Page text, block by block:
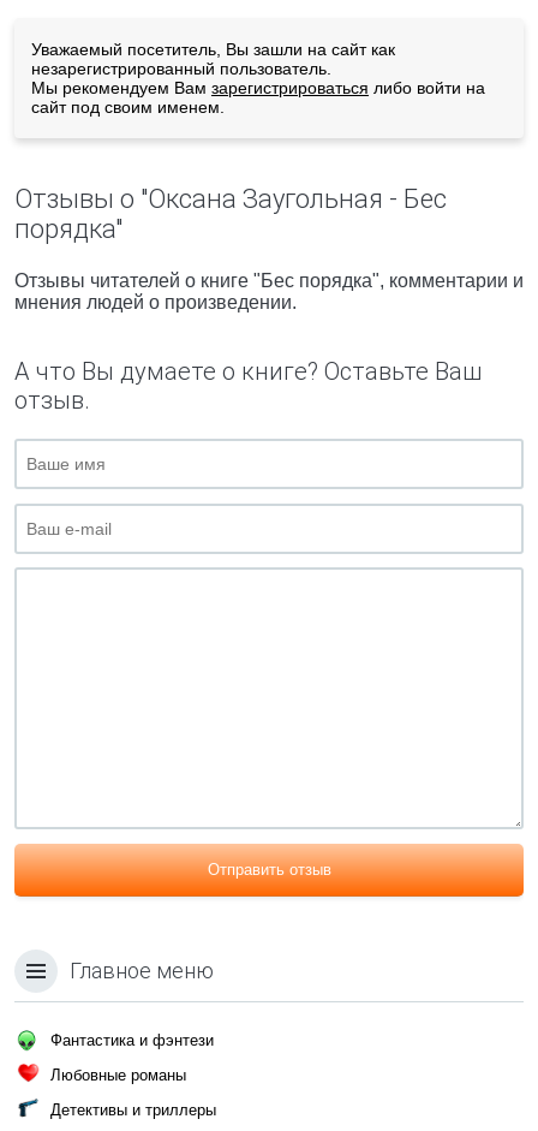
Уважаемый посетитель, Вы зашли на сайт как
незарегистрированный пользователь.
Мы рекомендуем Вам зарегистрироваться либо войти на
сайт под своим именем.
Отзывы о "Оксана Заугольная - Бес
порядка"
Отзывы читателей о книге "Бес порядка", комментарии и
мнения людей о произведении.
А что Вы думаете о книге? Оставьте Ваш
отзыв.
Отправить отзыв
Главное меню
Фантастика и фэнтези
Любовные романы
Детективы и триллеры